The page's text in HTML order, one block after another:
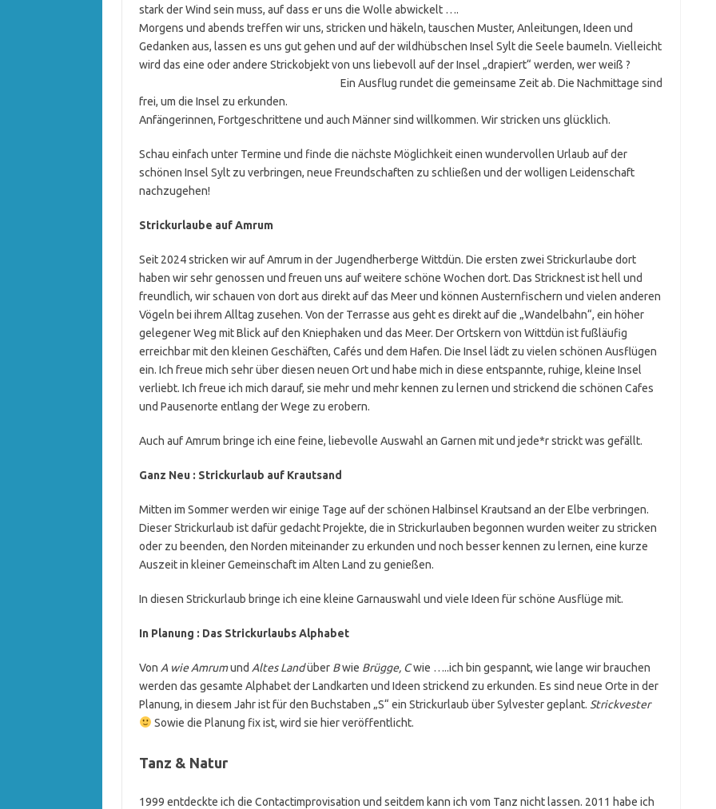
stark der Wind sein muss, auf dass er uns die Wolle abwickelt ….
Morgens und abends treffen wir uns, stricken und häkeln, tauschen Muster, Anleitungen, Ideen und
Gedanken aus, lassen es uns gut gehen und auf der wildhübschen Insel Sylt die Seele baumeln. Vielleicht
wird das eine oder andere Strickobjekt von uns liebevoll auf der Insel „drapiert“ werden, wer weiß ?
Ein Ausflug rundet die gemeinsame Zeit ab. Die Nachmittage sind
frei, um die Insel zu erkunden.
Anfängerinnen, Fortgeschrittene und auch Männer sind willkommen. Wir stricken uns glücklich.
Schau einfach unter Termine und finde die nächste Möglichkeit einen wundervollen Urlaub auf der
schönen Insel Sylt zu verbringen, neue Freundschaften zu schließen und der wolligen Leidenschaft
nachzugehen!
Strickurlaube auf Amrum
Seit 2024 stricken wir auf Amrum in der Jugendherberge Wittdün. Die ersten zwei Strickurlaube dort
haben wir sehr genossen und freuen uns auf weitere schöne Wochen dort. Das Stricknest ist hell und
freundlich, wir schauen von dort aus direkt auf das Meer und können Austernfischern und vielen anderen
Vögeln bei ihrem Alltag zusehen. Von der Terrasse aus geht es direkt auf die „Wandelbahn“, ein höher
gelegener Weg mit Blick auf den Kniephaken und das Meer. Der Ortskern von Wittdün ist fußläufig
erreichbar mit den kleinen Geschäften, Cafés und dem Hafen. Die Insel lädt zu vielen schönen Ausflügen
ein. Ich freue mich sehr über diesen neuen Ort und habe mich in diese entspannte, ruhige, kleine Insel
verliebt. Ich freue ich mich darauf, sie mehr und mehr kennen zu lernen und strickend die schönen Cafes
und Pausenorte entlang der Wege zu erobern.
Auch auf Amrum bringe ich eine feine, liebevolle Auswahl an Garnen mit und jede*r strickt was gefällt.
Ganz Neu : Strickurlaub auf Krautsand
Mitten im Sommer werden wir einige Tage auf der schönen Halbinsel Krautsand an der Elbe verbringen.
Dieser Strickurlaub ist dafür gedacht Projekte, die in Strickurlauben begonnen wurden weiter zu stricken
oder zu beenden, den Norden miteinander zu erkunden und noch besser kennen zu lernen, eine kurze
Auszeit in kleiner Gemeinschaft im Alten Land zu genießen.
In diesen Strickurlaub bringe ich eine kleine Garnauswahl und viele Ideen für schöne Ausflüge mit.
In Planung : Das Strickurlaubs Alphabet
Von A wie Amrumund Altes Landüber Bwie Brügge, Cwie …..ich bin gespannt, wie lange wir brauchen
werden das gesamte Alphabet der Landkarten und Ideen strickend zu erkunden. Es sind neue Orte in der
Planung, in diesem Jahr ist für den Buchstaben „S“ ein Strickurlaub über Sylvester geplant. Strickvester
Sowie die Planung fix ist, wird sie hier veröffentlicht.
Tanz & Natur
1999 entdeckte ich die Contactimprovisation und seitdem kann ich vom Tanz nicht lassen. 2011 habe ich